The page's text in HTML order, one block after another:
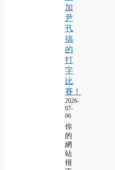
加
尹
卂
搞
的
打
字
比
賽！
2026-
07-
06
你
的
網
站
很